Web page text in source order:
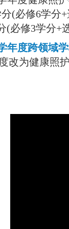
(必修6学分
(必修3学分+
年度跨领域
改为健康照